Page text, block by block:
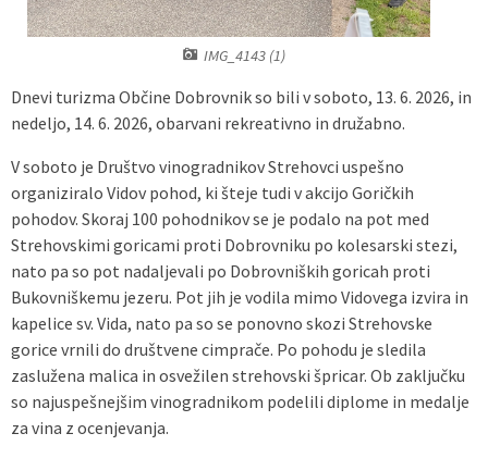
IMG_4143 (1)
Dnevi turizma Občine Dobrovnik so bili v soboto, 13. 6. 2026, in
nedeljo, 14. 6. 2026, obarvani rekreativno in družabno.
V soboto je Društvo vinogradnikov Strehovci uspešno
organiziralo Vidov pohod, ki šteje tudi v akcijo Goričkih
pohodov. Skoraj 100 pohodnikov se je podalo na pot med
Strehovskimi goricami proti Dobrovniku po kolesarski stezi,
nato pa so pot nadaljevali po Dobrovniških goricah proti
Bukovniškemu jezeru. Pot jih je vodila mimo Vidovega izvira in
kapelice sv. Vida, nato pa so se ponovno skozi Strehovske
gorice vrnili do društvene cimprače. Po pohodu je sledila
zaslužena malica in osvežilen strehovski špricar. Ob zaključku
so najuspešnejšim vinogradnikom podelili diplome in medalje
za vina z ocenjevanja.
Predpisi - Előírások
Proračun - Költségvetés
Lokalne volitve